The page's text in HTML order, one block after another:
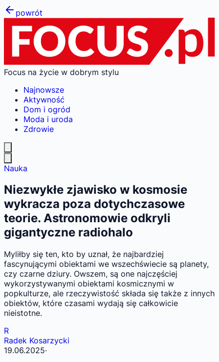
powrót
Focus na życie w dobrym stylu
Najnowsze
Aktywność
Dom i ogród
Moda i uroda
Zdrowie
Nauka
Niezwykłe zjawisko w kosmosie
wykracza poza dotychczasowe
teorie. Astronomowie odkryli
gigantyczne radiohalo
Myliłby się ten, kto by uznał, że najbardziej
fascynującymi obiektami we wszechświecie są planety,
czy czarne dziury. Owszem, są one najczęściej
wykorzystywanymi obiektami kosmicznymi w
popkulturze, ale rzeczywistość składa się także z innych
obiektów, które czasami wydają się całkowicie
nieistotne.
R
Radek Kosarzycki
19.06.2025·